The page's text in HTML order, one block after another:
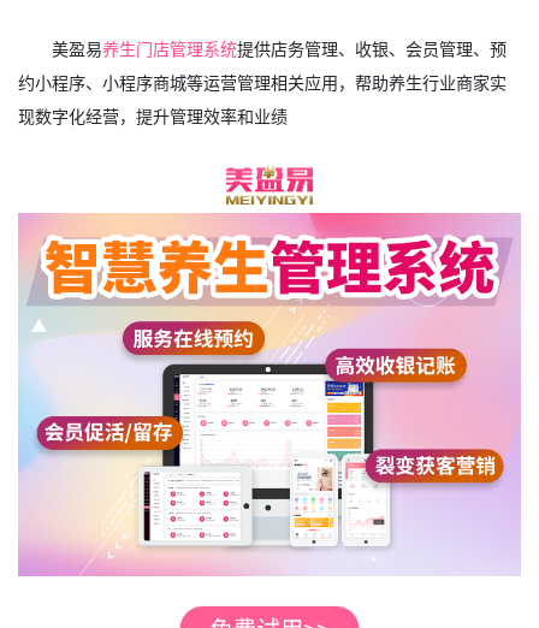
美盈易养生门店管理系统提供店务管理、收银、会员管理、预
约小程序、小程序商城等运营管理相关应用，帮助养生行业商家实
现数字化经营，提升管理效率和业绩